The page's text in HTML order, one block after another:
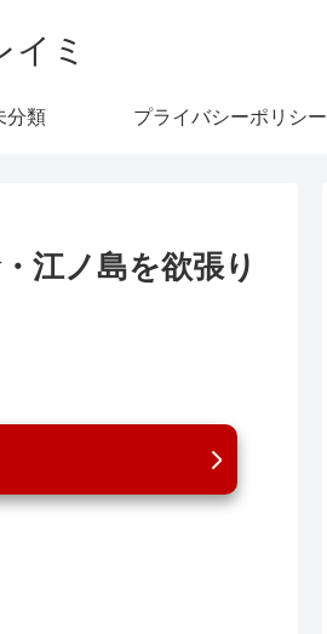
イミ
分類 プライバシーポリシー
江ノ島を欲張り